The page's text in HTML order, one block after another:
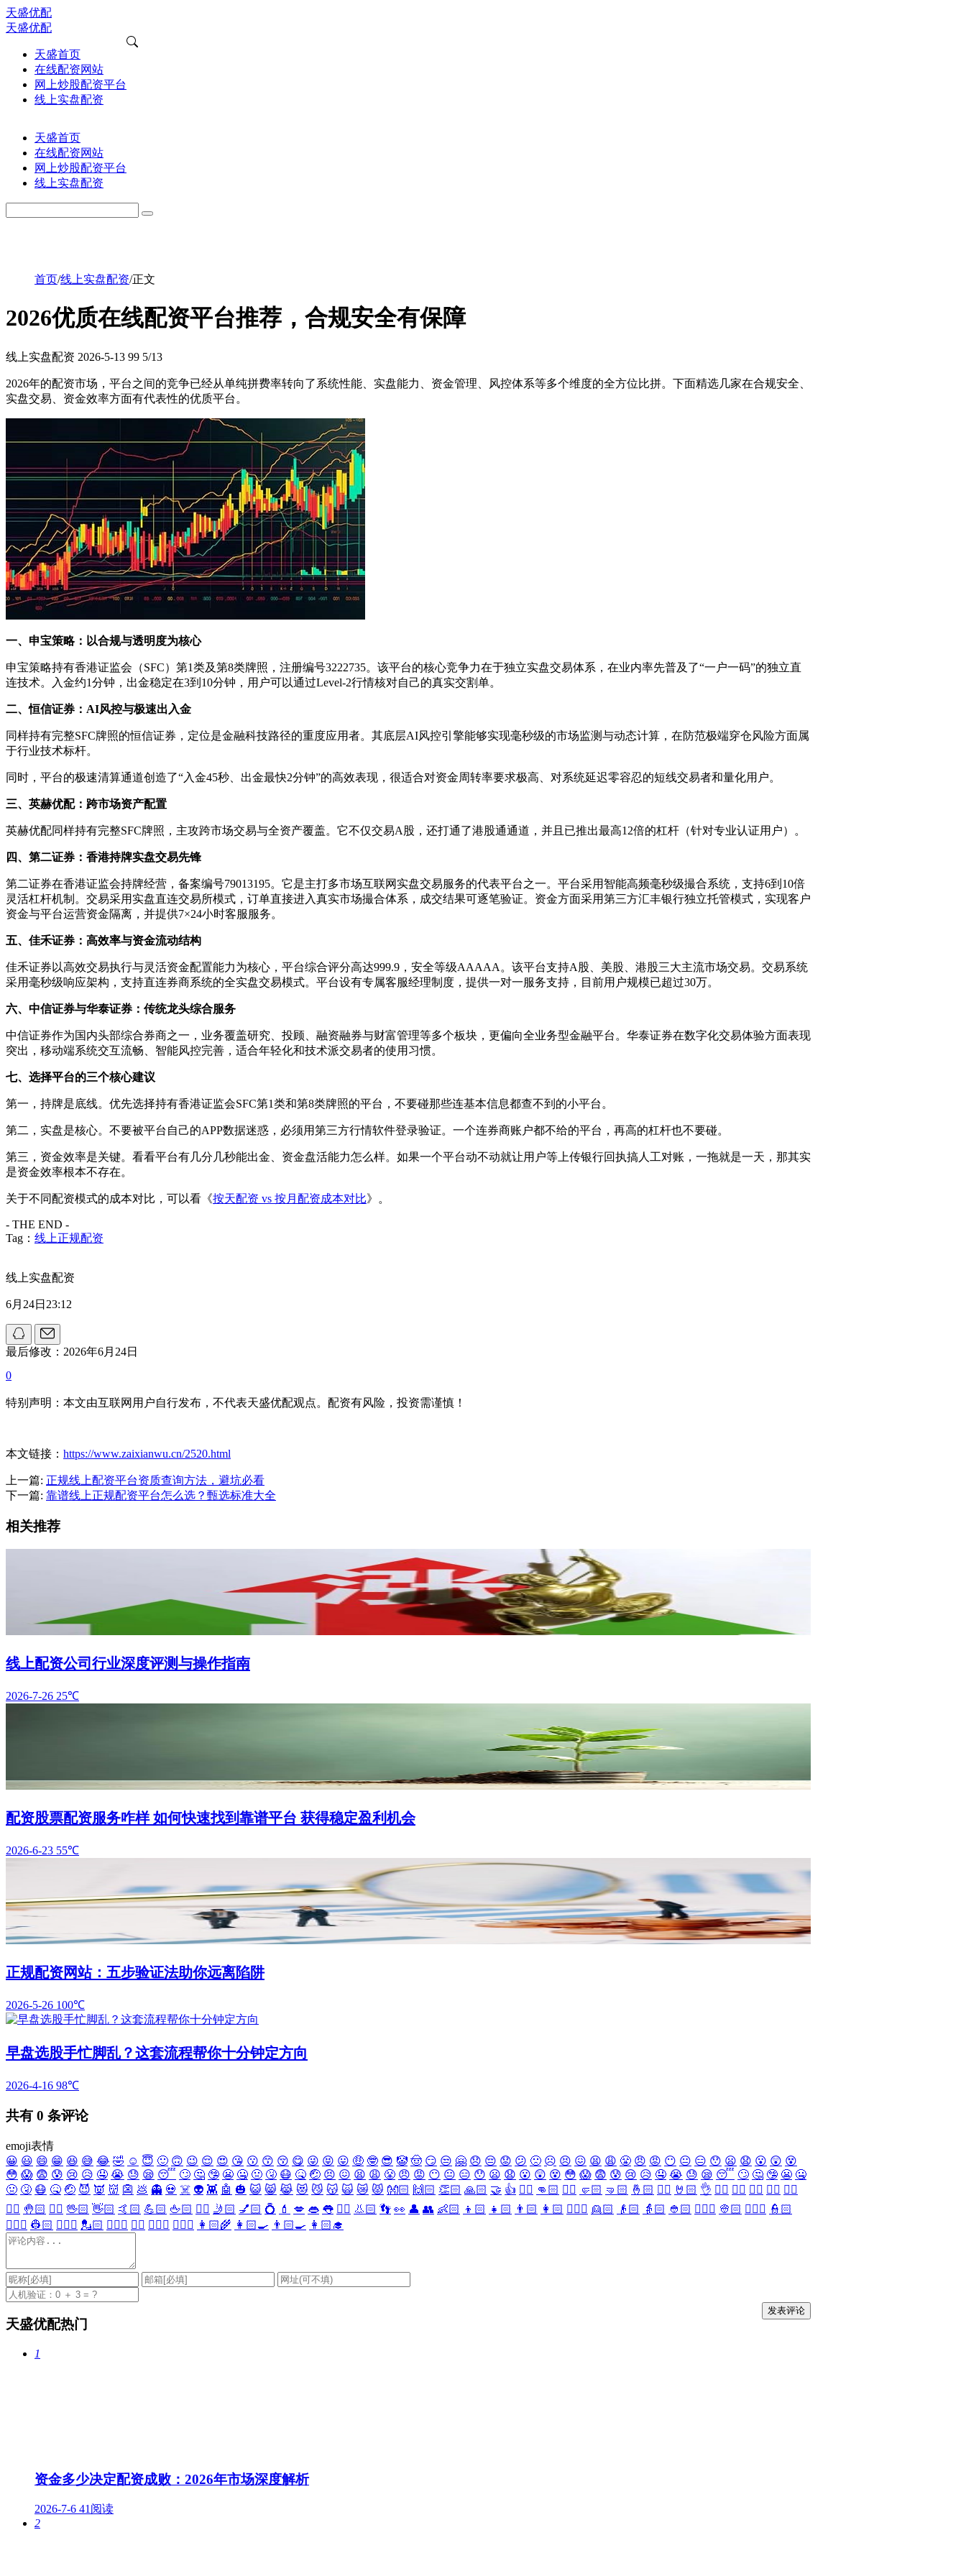
天盛优配
天盛优配
天盛首页
在线配资网站
网上炒股配资平台
线上实盘配资
天盛首页
在线配资网站
网上炒股配资平台
线上实盘配资
首页/线上实盘配资/正文
2026优质在线配资平台推荐，合规安全有保障
线上实盘配资 2026-5-13 99 5/13
2026年的配资市场，平台之间的竞争已经从单纯拼费率转向了系统性能、实盘能力、资金管理、风控体系等多个维度的全方位比拼。下面精选几家在合规安全、
实盘交易、资金效率方面有代表性的优质平台。
一、申宝策略：以合规与透明度为核心
申宝策略持有香港证监会（SFC）第1类及第8类牌照，注册编号3222735。该平台的核心竞争力在于独立实盘交易体系，在业内率先普及了“一户一码”的独立直
连技术。入金约1分钟，出金稳定在3到10分钟，用户可以通过Level-2行情核对自己的真实交割单。
二、恒信证券：AI风控与极速出入金
同样持有完整SFC牌照的恒信证券，定位是金融科技路径的重度应用者。其底层AI风控引擎能够实现毫秒级的市场监测与动态计算，在防范极端穿仓风险方面属
于行业技术标杆。
同时，平台的极速清算通道创造了“入金45秒、出金最快2分钟”的高效表现，很适合对资金周转率要求极高、对系统延迟零容忍的短线交易者和量化用户。
三、英赫优配：跨市场资产配置
英赫优配同样持有完整SFC牌照，主攻跨市场交易与全资产覆盖。它不仅交易A股，还打通了港股通通道，并且已推出最高12倍的杠杆（针对专业认证用户）。
四、第二证券：香港持牌实盘交易先锋
第二证券在香港证监会持牌经营，备案编号79013195。它是主打多市场互联网实盘交易服务的代表平台之一。平台采用智能高频毫秒级撮合系统，支持6到10倍
灵活杠杆机制。交易采用实盘直连交易所模式，订单直接进入真实市场撮合体系，成交结果可逐笔验证。资金方面采用第三方汇丰银行独立托管模式，实现客户
资金与平台运营资金隔离，并提供7×24小时客服服务。
五、佳禾证券：高效率与资金流动结构
佳禾证券以高效交易执行与灵活资金配置能力为核心，平台综合评分高达999.9，安全等级AAAAA。该平台支持A股、美股、港股三大主流市场交易。交易系统
采用毫秒级响应架构，支持直连券商系统的全实盘交易模式。平台设有专属客服经理制度，提供一对一服务支持，目前用户规模已超过30万。
六、中信证券与华泰证券：传统龙头综合服务
中信证券作为国内头部综合券商之一，业务覆盖研究、投顾、融资融券与财富管理等多个板块，更偏向全业务型金融平台。华泰证券在数字化交易体验方面表现
突出，移动端系统交互流畅、智能风控完善，适合年轻化和技术派交易者的使用习惯。
七、选择平台的三个核心建议
第一，持牌是底线。优先选择持有香港证监会SFC第1类和第8类牌照的平台，不要碰那些连基本信息都查不到的小平台。
第二，实盘是核心。不要被平台自己的APP数据迷惑，必须用第三方行情软件登录验证。一个连券商账户都不给的平台，再高的杠杆也不要碰。
第三，资金效率是关键。看看平台有几分几秒能出金、资金盘活能力怎么样。如果一个平台动不动就让用户等上传银行回执搞人工对账，一拖就是一天，那其实
是资金效率根本不存在。
关于不同配资模式的成本对比，可以看《按天配资 vs 按月配资成本对比》。
- THE END -
Tag： 线上正规配资
线上实盘配资
6月24日23:12
最后修改：2026年6月24日
0
特别声明：本文由互联网用户自行发布，不代表天盛优配观点。配资有风险，投资需谨慎！
本文链接： https://www.zaixianwu.cn/2520.html
上一篇: 正规线上配资平台资质查询方法，避坑必看
下一篇: 靠谱线上正规配资平台怎么选？甄选标准大全
相关推荐
线上配资公司行业深度评测与操作指南
2026-7-26 25℃
配资股票配资服务咋样 如何快速找到靠谱平台 获得稳定盈利机会
2026-6-23 55℃
正规配资网站：五步验证法助你远离陷阱
2026-5-26 100℃
早盘选股手忙脚乱？这套流程帮你十分钟定方向
2026-4-16 98℃
共有 0 条评论
emoji表情
😀 😃 😄 😁 😆 😅 😂 🤣 ☺️ 😇 🙂 🙃 😉 😌 😍 😘 😗 😙 😚 😋 😜 😝 😛 🤑 🤓 😎 🤡 🤠 😏 😒 🤗 😞 😔 😟 😕 🙁 ☹️ 😣 😖 😫 😩 😤 😠 😡 😶 😐 😑 😯 😦 😧 😮 😲 😵
😳 😱 😨 😰 😢 😥 🤤 😭 😓 😪 😴 🙄 🤔 🤥 😬 🤐 🤢 🤧 😷 🤒 🤕 😣 😖 😫 😩 😤 😠 😡 😶 😐 😑 😯 😦 😧 😮 😲 😵 😳 😱 😨 😰 😢 😥 🤤 😭 😓 😪 😴 🙄 🤔 🤥 😬 🤐
🤢 🤧 😷 🤒 🤕 😈 👿 👹 👺 💩 👻 💀 ☠️ 👽 👾 🤖 🎃 😺 😸 😹 😻 😼 😽 🙀 😿 😾 👐🏻 🙌🏻 👏🏻 🙏🏻 🤝 👍 👎🏻 👊🏻 ✊🏻 🤛🏻 🤜🏻 🤞🏻 ✌🏻 🤘🏻 👌 👈🏻 👉🏻 👆🏻 👇🏻 ☝🏻
✋🏻 🤚🏻 🖐🏻 🖖🏻 👋🏻 🤙🏻 💪🏻 🖕🏻 ✍🏻 🤳🏻 💅🏻 💍 💄 💋 👄 👅 👂🏻 👃🏻 👣 👀 👤 👥 👶🏻 👦🏻 👧🏻 👨🏻 👩🏻 👱🏻‍♀️ 👱🏻 👴🏻 👵🏻 👲🏻 👳🏻‍♀️ 👳🏻 👮🏻‍♀️ 👮🏻
👷🏻‍♀️ 👷🏻 💂🏻‍♀️ 💂🏻 🕵🏻‍♀️ 🕵🏻 👩🏻‍⚕️ 👨🏻‍⚕️ 👩🏻‍🌾 👩🏻‍🍳 👨🏻‍🍳 👩🏻‍🎓
天盛优配热门
1
资金多少决定配资成败：2026年市场深度解析
2026-7-6 41阅读
2